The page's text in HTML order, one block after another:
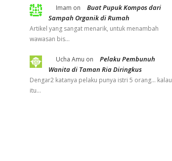
Imam on
Buat Pupuk Kompos dari
Sampah Organik di Rumah
Artikel yang sangat menarik, untuk menambah
wawasan bis…
Ucha Amu on
Pelaku Pembunuh
Wanita di Taman Ria Diringkus
Dengar2 katanya pelaku punya istri 5 orang... kalau
itu…